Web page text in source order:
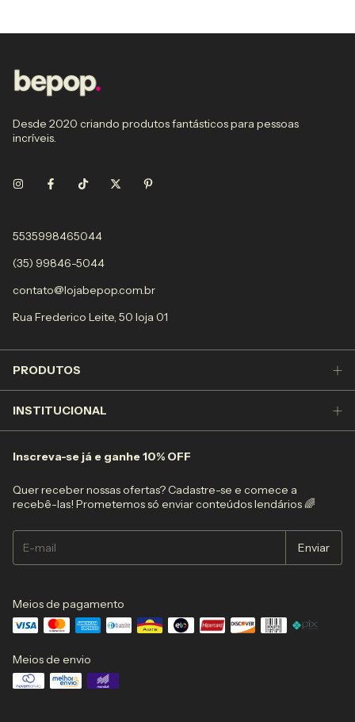
Desde 2020 criando produtos fantásticos para pessoas
incríveis.
5535998465044
(35) 99846-5044
contato@lojabepop.com.br
Rua Frederico Leite, 50 loja 01
PRODUTOS
INSTITUCIONAL
Inscreva-se já e ganhe 10% OFF
Quer receber nossas ofertas? Cadastre-se e comece a
recebê-las! Prometemos só enviar conteúdos lendários 🌈
Meios de pagamento
Meios de envio